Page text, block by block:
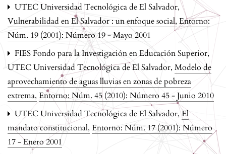
UTEC Universidad Tecnológica de El Salvador,
Vulnerabilidad en El Salvador : un enfoque social, Entorno:
Núm. 19 (2001): Número 19 - Mayo 2001
FIES Fondo para la Investigación en Educación Superior,
UTEC Universidad Tecnológica de El Salvador, Modelo de
aprovechamiento de aguas lluvias en zonas de pobreza
extrema, Entorno: Núm. 45 (2010): Número 45 - Junio 2010
UTEC Universidad Tecnológica de El Salvador,El
mandato constitucional, Entorno: Núm. 17 (2001): Número
17 - Enero 2001